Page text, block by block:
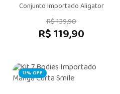
Conjunto Importado Aligator
R$ 139,90
R$ 119,90
11% OFF